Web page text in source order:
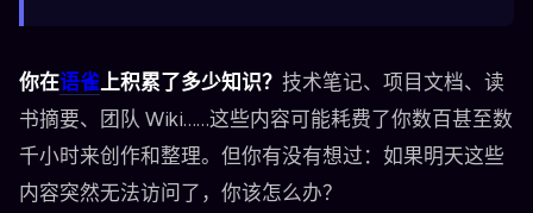
你在语雀上积累了多少知识？ 技术笔记、项目文档、读
书摘要、团队 Wiki……这些内容可能耗费了你数百甚至数
千小时来创作和整理。但你有没有想过：如果明天这些
内容突然无法访问了，你该怎么办？